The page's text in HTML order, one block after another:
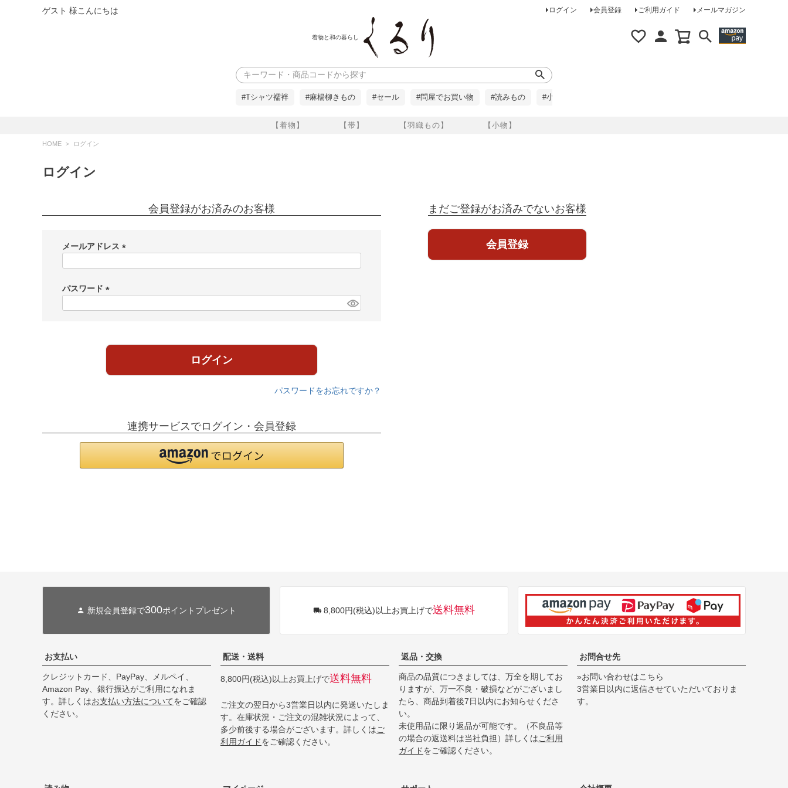
ゲスト 様こんにちは ログイン 会員登録 ご利用ガイド メールマガジン
着物と和の暮らし
【着物】 【帯】 【羽織もの】 【小物】
検索
#Tシャツ襦袢 #麻楊柳きもの #セール #問屋でお買い物 #読みもの #小柄な方に
HOME ログイン
ログイン
会員登録がお済みのお客様
メールアドレス
)
パスワード
ログイン
パスワードをお忘れですか？
連携サービスでログイン・会員登録
まだご登録がお済みでないお客様
会員登録
新規会員登録で300ポイントプレゼント 8,800円(税込)以上お買上げで送料無料
お支払い
クレジットカード、PayPay、メルペイ、
Amazon Pay、銀行振込がご利用になれま
す。詳しくはお支払い方法についてをご確認
ください。
配送・送料
8,800円(税込)以上お買上げで送料無料
ご注文の翌日から3営業日以内に発送いたしま
す。在庫状況・ご注文の混雑状況によって、
多少前後する場合がございます。詳しくはご
利用ガイドをご確認ください。
返品・交換
商品の品質につきましては、万全を期してお
りますが、万一不良・破損などがございまし
たら、商品到着後7日以内にお知らせくださ
い。
未使用品に限り返品が可能です。（不良品等
の場合の返送料は当社負担）詳しくはご利用
ガイドをご確認ください。
お問合せ先
»お問い合わせはこちら
3営業日以内に返信させていただいておりま
す。